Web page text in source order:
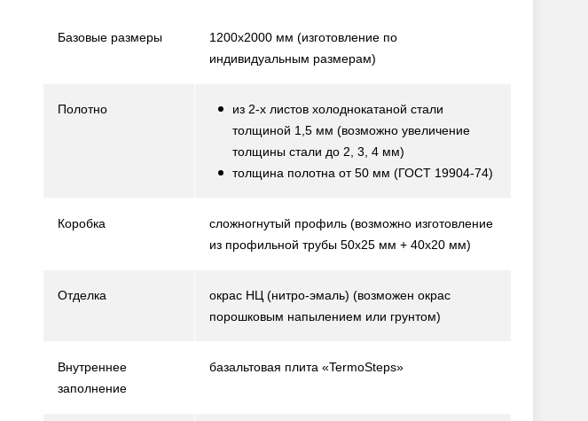
Базовые размеры 1200х2000 мм (изготовление по
индивидуальным размерам)
Полотно
из 2-х листов холоднокатаной стали
толщиной 1,5 мм (возможно увеличение
толщины стали до 2, 3, 4 мм)
толщина полотна от 50 мм (ГОСТ 19904-74)
Коробка сложногнутый профиль (возможно изготовление
из профильной трубы 50х25 мм + 40х20 мм)
Отделка окрас НЦ (нитро-эмаль) (возможен окрас
порошковым напылением или грунтом)
Внутреннее
заполнение
базальтовая плита «TermoSteps»